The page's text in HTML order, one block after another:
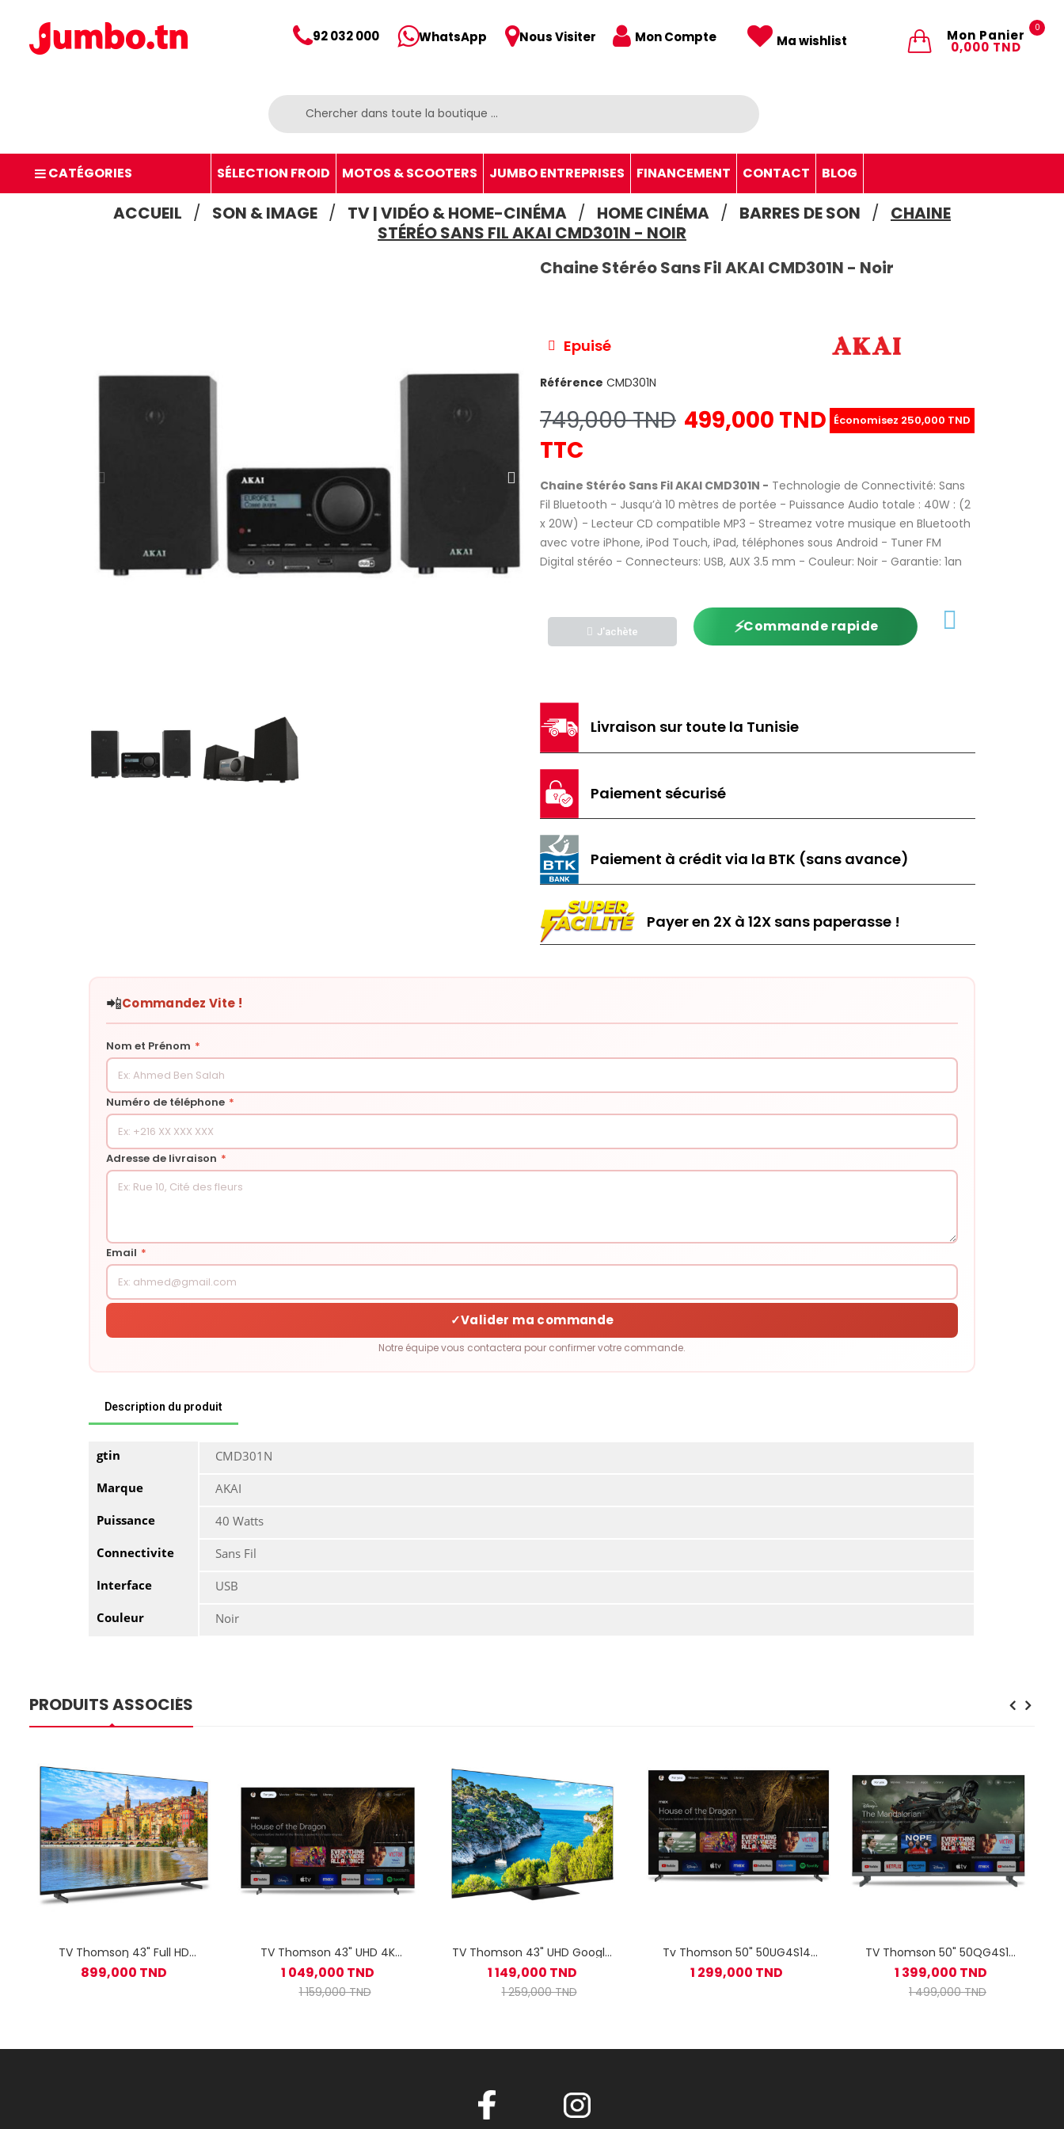
92 032 000 WhatsApp Nous Visiter
0
Mon Panier
0,000 TND
Mon Compte Ma wishlist
CATÉGORIES SÉLECTION FROID MOTOS & SCOOTERS JUMBO ENTREPRISES FINANCEMENT CONTACT BLOG
ACCUEIL SON & IMAGE TV | VIDÉO & HOME-CINÉMA HOME CINÉMA BARRES DE SON
CHAINE
STÉRÉO SANS FIL AKAI CMD301N - NOIR
Chaine Stéréo Sans Fil AKAI CMD301N - Noir
Epuisé
Référence CMD301N
749,000 TND 499,000 TND Économisez 250,000 TND
TTC
Chaine Stéréo Sans Fil AKAI CMD301N - Technologie de Connectivité: Sans
Fil Bluetooth - Jusqu’à 10 mètres de portée - Puissance Audio totale : 40W : (2
x 20W) - Lecteur CD compatible MP3 - Streamez votre musique en Bluetooth
avec votre iPhone, iPod Touch, iPad, téléphones sous Android - Tuner FM
Digital stéréo - Connecteurs: USB, AUX 3.5 mm - Couleur: Noir - Garantie: 1an
J'achète ⚡Commande rapide
Livraison sur toute la Tunisie
Paiement sécurisé
Paiement à crédit via la BTK (sans avance)
Payer en 2X à 12X sans paperasse !
📲Commandez Vite !
Nom et Prénom *
Numéro de téléphone *
Adresse de livraison *
Email *
✓Valider ma commande
Notre équipe vous contactera pour confirmer votre commande.
Description du produit
gtin
CMD301N
Marque
AKAI
Puissance
40 Watts
Connectivite
Sans Fil
Interface
USB
Couleur
Noir
PRODUITS ASSOCIÉS
TV Thomson 43" Full HD
Google TV / 43FG2S14
899,000 TND
TV Thomson 43" UHD 4K
1 049,000 TND
1 159,000 TND
TV Thomson 43" UHD Google
1 149,000 TND
1 259,000 TND
Tv Thomson 50" 50UG4S14
1 299,000 TND
TV Thomson 50" 50QG4S14
QLED Side Feet Google Tv Noir
1 399,000 TND
1 499,000 TND